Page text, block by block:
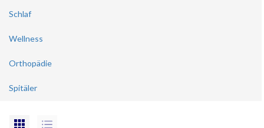
Schlaf
Wellness
Orthopädie
Spitäler